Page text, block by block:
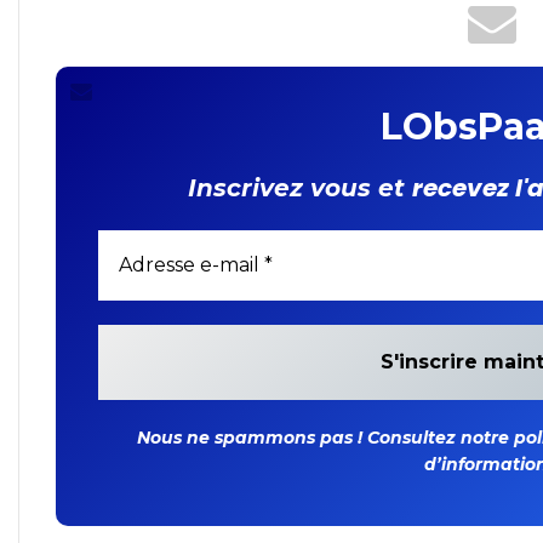
Inscrivez vous et recevez
Nous ne spammons pas ! Consultez notre